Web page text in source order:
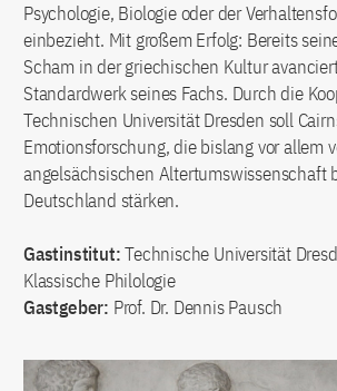
Psychologie, Biologie oder der
einbezieht. Mit großem Erfolg: Bereits
Scham in der griechischen Kultur
Standardwerk seines Fachs. Durch die
Technischen Universität Dresden soll
Emotionsforschung, die bislang vor allem
angelsächsischen Altertumswissenschaft
Deutschland stärken.
Gastinstitut:Technische Universität
Klassische Philologie
Gastgeber: Prof. Dr. Dennis Pausch